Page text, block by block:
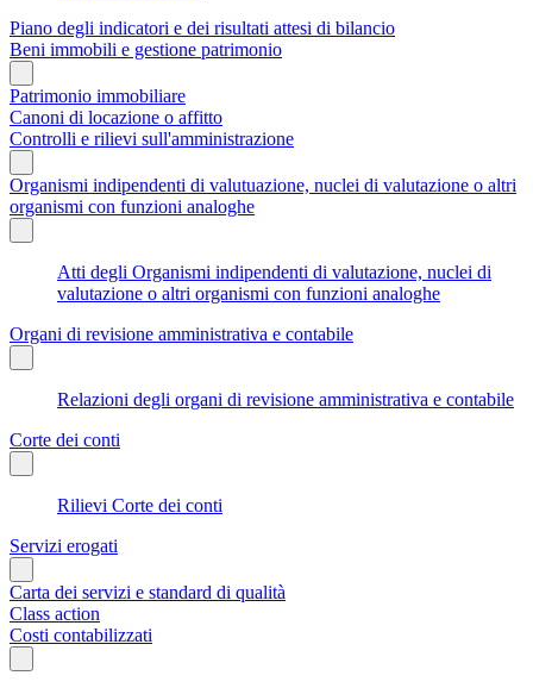
Piano degli indicatori e dei risultati attesi di bilancio
Beni immobili e gestione patrimonio
Patrimonio immobiliare
Canoni di locazione o affitto
Controlli e rilievi sull'amministrazione
Organismi indipendenti di valutuazione, nuclei di valutazione o altri
organismi con funzioni analoghe
Atti degli Organismi indipendenti di valutazione, nuclei di
valutazione o altri organismi con funzioni analoghe
Organi di revisione amministrativa e contabile
Relazioni degli organi di revisione amministrativa e contabile
Corte dei conti
Rilievi Corte dei conti
Servizi erogati
Carta dei servizi e standard di qualità
Class action
Costi contabilizzati